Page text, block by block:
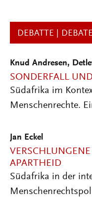
DEBATTE | DEBATE
Knud Andresen,
SONDERFALL
Südafrika im
Menschenrechte.
Jan Eckel
APARTHEID
Südafrika in der